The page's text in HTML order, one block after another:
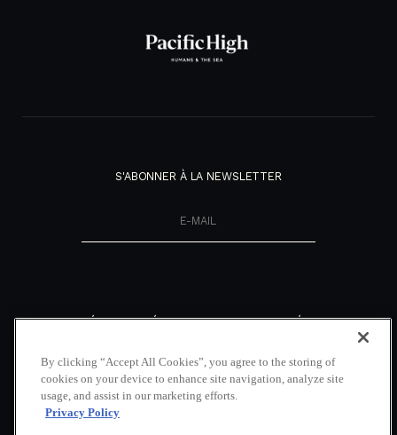
S'ABONNER À LA NEWSLETTER
NOUVEAUTÉS
COUVERTURE
MÉDIATIQUE
NOS BROCHURES
POLITIQUE DE VIE
DÉCOUVRIR
LOCATION DE VOILIERS
INDONÉSIE
GALERIE
RÉSEAUX
FACEBOOK
INSTAGRAM
By clicking “Accept All Cookies”, you agree to the storing of
cookies on your device to enhance site navigation, analyze site
usage, and assist in our marketing efforts.
Privacy Policy